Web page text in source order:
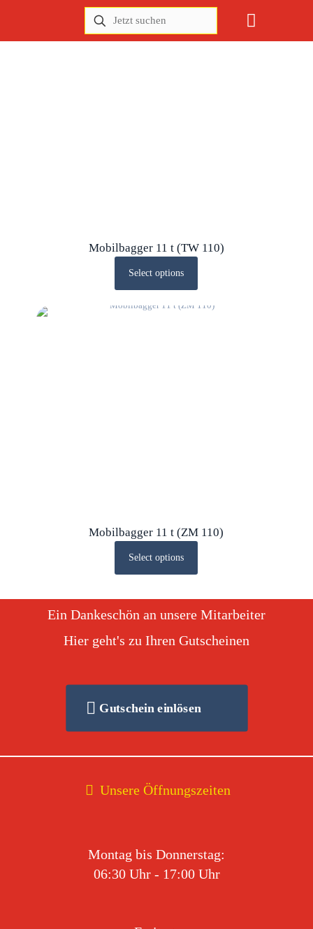
Mobilbagger 11 t (TW 110)
Select options
Mobilbagger 11 t (ZM 110)
Select options
Ein Dankeschön an unsere Mitarbeiter
Hier geht's zu Ihren Gutscheinen
Gutschein einlösen
Unsere Öffnungszeiten
Montag bis Donnerstag:
06:30 Uhr - 17:00 Uhr